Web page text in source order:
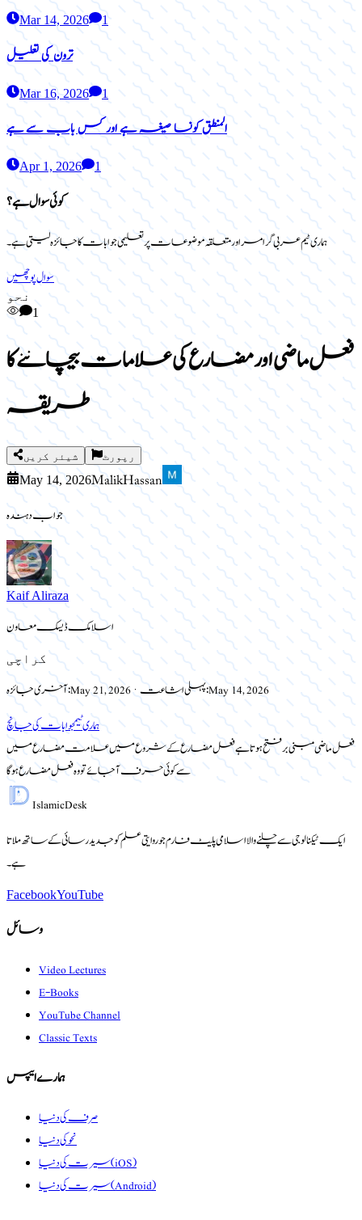
Mar 14, 2026 1
ترون کی تعلیل
Mar 16, 2026 1
المنطق کونسا صیغہ ہے اور کس باب سے ہے
Apr 1, 2026 1
کوئی سوال ہے؟
ہماری ٹیم عربی گرامر اور متعلقہ موضوعات پر تعلیمی جوابات کا جائزہ لیتی ہے۔
سوال پوچھیں
نحو
1
فعل ماضی اور مضارع کی علامات بیچاننے کا
طریقہ
شیئر کریں رپورٹ
May 14, 2026Malik Hassan
جواب دہندہ
Kaif Aliraza
اسلامک ڈیسک معاون
کراچی
آخری جائزہ:May 21, 2026 · پہلی اشاعت:May 14, 2026
ہماری ٹیمجوابات کی جانچ
فعل ماضی مبنی بر فتح ہوتا ہے فعل مضارع کے شروع میں علامت مضارع میں
سے کوئی حرف آجائے تو وہ فعل مضارع ہوگا
IslamicDesk
ایک ٹیکنالوجی سے چلنے والا اسلامی پلیٹ فارم جو روایتی علم کو جدید رسائی کے ساتھ ملاتا
ہے۔
FacebookYouTube
وسائل
Video Lectures
E-Books
YouTube Channel
Classic Texts
ہمارے ایپس
صرف کی دنیا
نحو کی دنیا
سیرت کی دنیا (iOS)
سیرت کی دنیا (Android)